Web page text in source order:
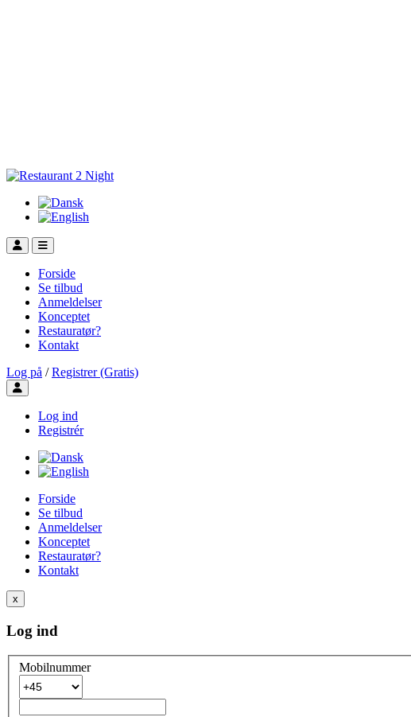
Forside
Se tilbud
Anmeldelser
Konceptet
Restauratør?
Kontakt
Log på / Registrer (Gratis)
Toggle user menu
Log ind
Registrér
Forside
Se tilbud
Anmeldelser
Konceptet
Restauratør?
Kontakt
x
Log ind
Mobilnummer